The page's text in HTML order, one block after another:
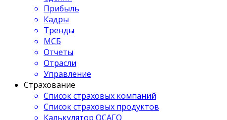
Прибыль
Кадры
Тренды
МСБ
Отчеты
Отрасли
Управление
Страхование
Список страховых компаний
Список страховых продуктов
Калькулятор ОСАГО